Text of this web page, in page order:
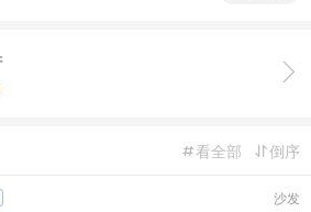
倒序
看全部
沙发